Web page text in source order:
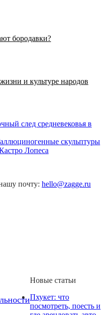
бородавки?
и культуре народов
след средневековья в
скульптуры
Лопеса
почту: hello@zagge.ru
Новые статьи
Пхукет: что
посмотреть, поесть и